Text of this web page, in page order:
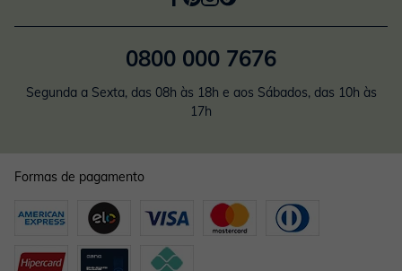
0800 000 7676
Segunda a Sexta, das 08h às 18h e aos Sábados, das 10h às
17h
Formas de pagamento